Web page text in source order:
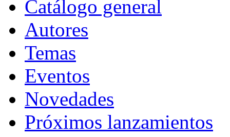
Catálogo general
Autores
Temas
Eventos
Novedades
Próximos lanzamientos